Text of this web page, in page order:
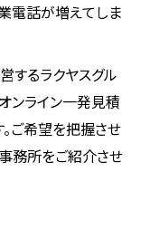
電話が増えてしま
するラクヤスグル
ンライン一発見積
ご希望を把握させ
務所をご紹介させ